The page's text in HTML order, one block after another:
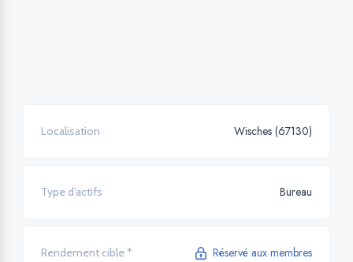
Localisation Wisches (67130)
Type d’actifs Bureau
Rendement cible * Réservé aux membres